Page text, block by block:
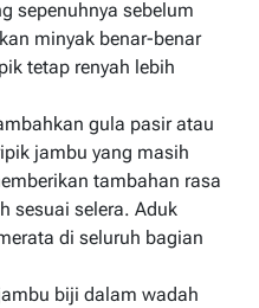
sepenuhnya sebelum
minyak benar-benar
tetap renyah lebih
gula pasir atau
jambu yang masih
tambahan rasa
sesuai selera. Aduk
di seluruh bagian
biji dalam wadah